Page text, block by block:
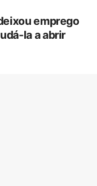
emprego
la a abrir